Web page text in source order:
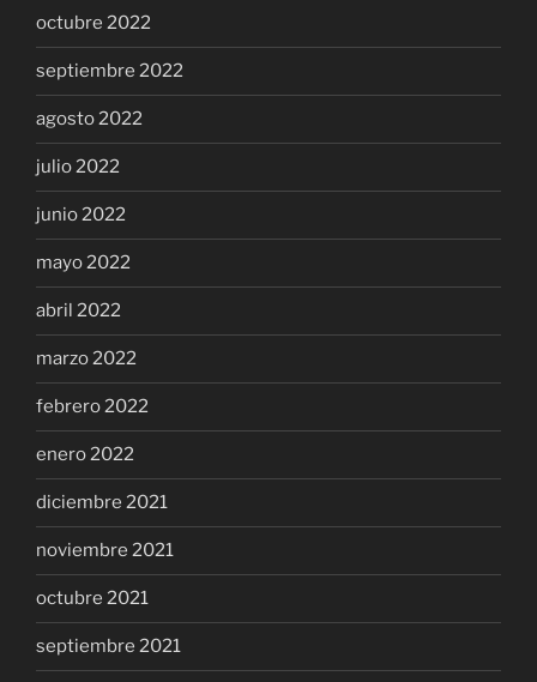
octubre 2022
septiembre 2022
agosto 2022
julio 2022
junio 2022
mayo 2022
abril 2022
marzo 2022
febrero 2022
enero 2022
diciembre 2021
noviembre 2021
octubre 2021
septiembre 2021